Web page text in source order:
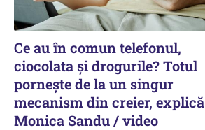
Ce au în comun telefonul,
ciocolata și drogurile? Totul
pornește de la un singur
mecanism din creier, explică
Monica Sandu / video